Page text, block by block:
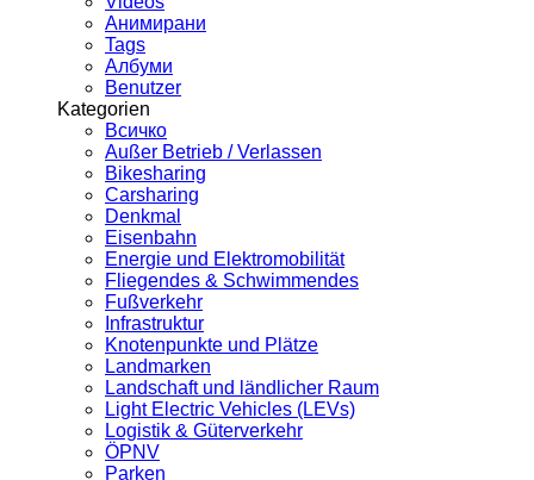
Анимирани
Tags
Албуми
Benutzer
Kategorien
Всичко
Außer Betrieb / Verlassen
Bikesharing
Carsharing
Denkmal
Eisenbahn
Energie und Elektromobilität
Fliegendes & Schwimmendes
Fußverkehr
Infrastruktur
Knotenpunkte und Plätze
Landmarken
Landschaft und ländlicher Raum
Light Electric Vehicles (LEVs)
Logistik & Güterverkehr
ÖPNV
Parken